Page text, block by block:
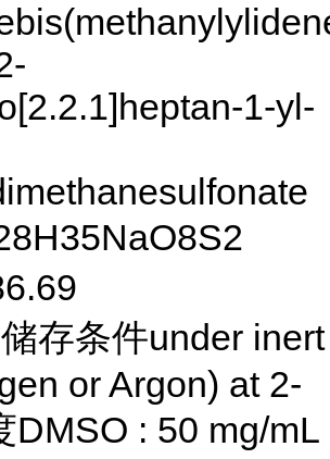
1-yl-
存条件under inert
or Argon) at 2-
DMSO : 50 mg/mL